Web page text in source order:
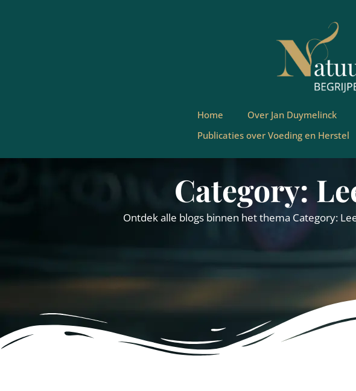
Home Over Jan Duymelinck
Publicaties over Voeding en Herstel
Category:
Ontdek alle blogs binnen het thema Category: